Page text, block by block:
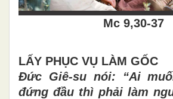
Mc 9,30-37
LẤY PHỤC VỤ LÀM GỐC
Đức Giê-su nói: “Ai
đứng đầu thì phải làm